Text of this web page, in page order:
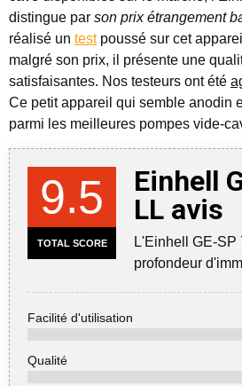
distingue par son prix étrangement
réalisé un testpoussé sur cet
malgré son prix, il présente une
satisfaisantes. Nos testeurs ont été
Ce petit appareil qui semble anodin
parmi les meilleures pompes vide-
9.5
TOTAL SCORE
Einhell
LL avis
L'Einhell GE-SP
profondeur
Facilité d'utilisation
Qualité